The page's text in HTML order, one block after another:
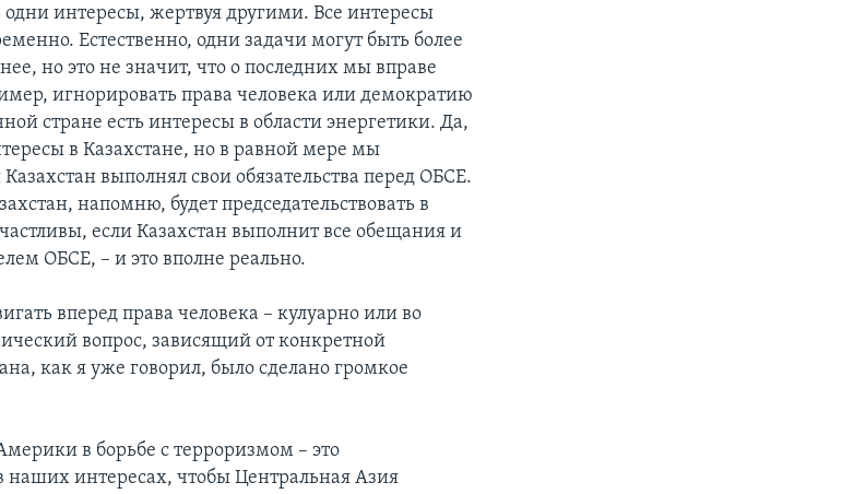
интересы, жертвуя другими. Все интересы
Естественно, одни задачи могут быть более
но это не значит, что о последних мы вправе
игнорировать права человека или демократию
стране есть интересы в области энергетики. Да,
в Казахстане, но в равной мере мы
выполнял свои обязательства перед ОБСЕ.
напомню, будет председательствовать в
если Казахстан выполнит все обещания и
ОБСЕ, – и это вполне реально.
вперед права человека – кулуарно или во
вопрос, зависящий от конкретной
как я уже говорил, было сделано громкое
в борьбе с терроризмом – это
наших интересах, чтобы Центральная Азия